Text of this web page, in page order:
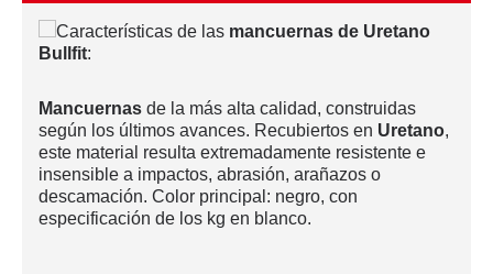
Características de las mancuernas de Uretano
Bullfit:
Mancuernas de la más alta calidad, construidas
según los últimos avances. Recubiertos en Uretano,
este material resulta extremadamente resistente e
insensible a impactos, abrasión, arañazos o
descamación. Color principal: negro, con
especificación de los kg en blanco.